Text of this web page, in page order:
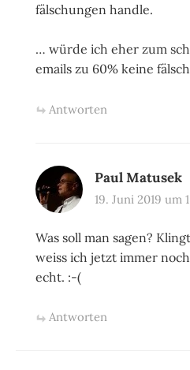
fälschungen handle.
… würde ich eher zum
emails zu 60% keine
Antworten
Paul Matusek
19. Juni 2019 um
Was soll man sagen?
weiss ich jetzt immer
echt. :-(
Antworten